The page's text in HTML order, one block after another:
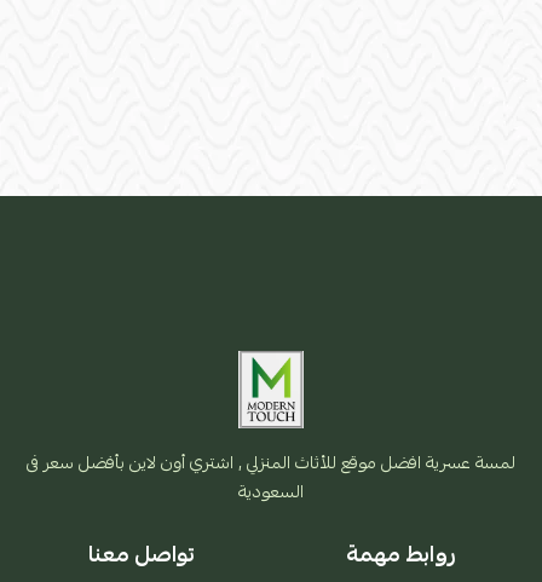
لمسة عسرية افضل موقع للأثاث المنزلي , اشتري أون لاين بأفضل سعر فى
السعودية
روابط مهمة تواصل معنا